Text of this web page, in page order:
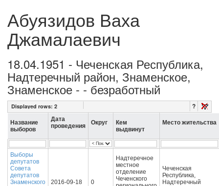
Абуязидов Ваха
Джамалаевич
18.04.1951 - Чеченская Республика,
Надтеречный район, Знаменское,
Знаменское - - безработный
Displayed rows: 2 ?
Название
выборов
Дата
проведения
Округ
Кем
выдвинут
Место жительства
Выборы
депутатов
Совета
депутатов
Знаменского
2016-09-18 0
Надтеречное
местное
отделение
Чеченского
Чеченская
Республика,
Надтеречный